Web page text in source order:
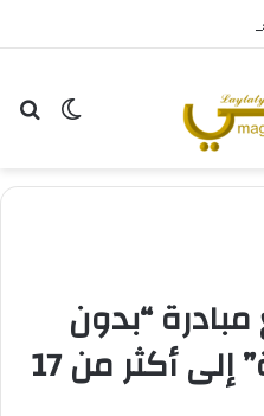
الوضع
“بدون
موافقات مسبقة” إلى أكثر من 17